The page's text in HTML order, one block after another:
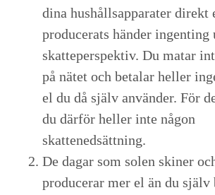
dina hushållsapparater direkt
producerats händer ingenting
skatteperspektiv. Du matar
på nätet och betalar heller
el du då själv använder. För
du därför heller inte någon
skattenedsättning.
De dagar som solen skiner
producerar mer el än du själv